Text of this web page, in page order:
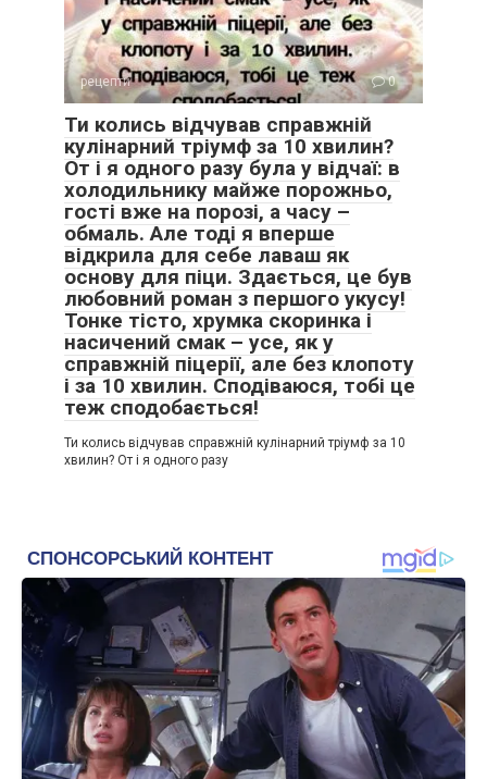
рецепти 0
Ти колись відчував справжній
кулінарний тріумф за 10 хвилин?
От і я одного разу була у відчаї: в
холодильнику майже порожньо,
гості вже на порозі, а часу –
обмаль. Але тоді я вперше
відкрила для себе лаваш як
основу для піци. Здається, це був
любовний роман з першого укусу!
Тонке тісто, хрумка скоринка і
насичений смак – усе, як у
справжній піцерії, але без клопоту
і за 10 хвилин. Сподіваюся, тобі це
теж сподобається!
Ти колись відчував справжній кулінарний тріумф за 10
хвилин? От і я одного разу